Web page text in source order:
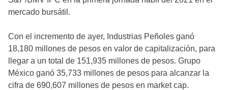
mercado bursátil.
Con el incremento de ayer, Industrias Peñoles ganó
18,180 millones de pesos en valor de capitalización, para
llegar a un total de 151,935 millones de pesos. Grupo
México ganó 35,733 millones de pesos para alcanzar la
cifra de 690,607 millones de pesos en market cap.